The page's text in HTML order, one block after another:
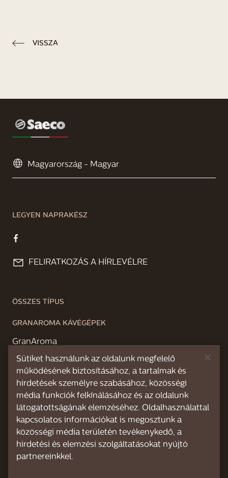
VISSZA
LEGYEN NAPRAKÉSZ
FELIRATKOZÁS A HÍRLEVÉLRE
ÖSSZES TÍPUS
GRANAROMA KÁVÉGÉPEK
GranAroma
GranAroma Deluxe
XELSIS KÁVÉGÉPEK
Xelsis Suprema
RÓLUNK
Sütiket használunk az oldalunk megfelelő
működésének biztosításához, a tartalmak és
hirdetések személyre szabásához, közösségi
média funkciók felkínálásához és az oldalunk
látogatottságának elemzéséhez. Oldalhasználattal
kapcsolatos információkat is megosztunk a
közösségi média területén tevékenykedő, a
hirdetési és elemzési szolgáltatásokat nyújtó
partnereinkkel.